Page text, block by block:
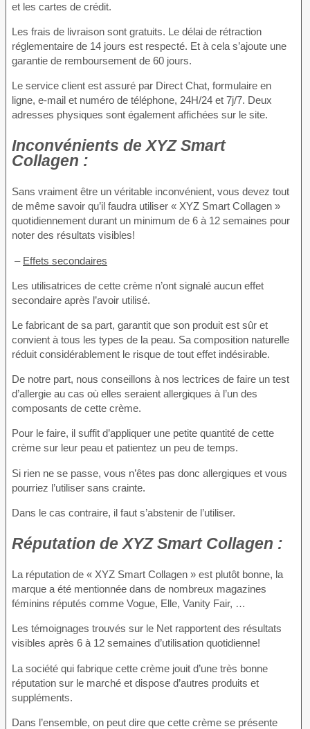
et les cartes de crédit.
Les frais de livraison sont gratuits. Le délai de rétraction
réglementaire de 14 jours est respecté. Et à cela s’ajoute une
garantie de remboursement de 60 jours.
Le service client est assuré par Direct Chat, formulaire en
ligne, e-mail et numéro de téléphone, 24H/24 et 7j/7. Deux
adresses physiques sont également affichées sur le site.
Inconvénients de XYZ Smart
Collagen :
Sans vraiment être un véritable inconvénient, vous devez tout
de même savoir qu’il faudra utiliser « XYZ Smart Collagen »
quotidiennement durant un minimum de 6 à 12 semaines pour
noter des résultats visibles!
– Effets secondaires
Les utilisatrices de cette crème n’ont signalé aucun effet
secondaire après l’avoir utilisé.
Le fabricant de sa part, garantit que son produit est sûr et
convient à tous les types de la peau. Sa composition naturelle
réduit considérablement le risque de tout effet indésirable.
De notre part, nous conseillons à nos lectrices de faire un test
d’allergie au cas où elles seraient allergiques à l’un des
composants de cette crème.
Pour le faire, il suffit d’appliquer une petite quantité de cette
crème sur leur peau et patientez un peu de temps.
Si rien ne se passe, vous n’êtes pas donc allergiques et vous
pourriez l’utiliser sans crainte.
Dans le cas contraire, il faut s’abstenir de l’utiliser.
Réputation de XYZ Smart Collagen :
La réputation de « XYZ Smart Collagen » est plutôt bonne, la
marque a été mentionnée dans de nombreux magazines
féminins réputés comme Vogue, Elle, Vanity Fair, …
Les témoignages trouvés sur le Net rapportent des résultats
visibles après 6 à 12 semaines d’utilisation quotidienne!
La société qui fabrique cette crème jouit d’une très bonne
réputation sur le marché et dispose d’autres produits et
suppléments.
Dans l’ensemble, on peut dire que cette crème se présente